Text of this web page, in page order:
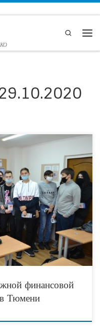
Search
году лекция в рамках
общероссийской общественной
финансовая инициатива:
финансовой
Тюмени